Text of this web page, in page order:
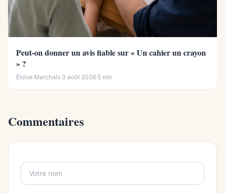
Peut-on donner un avis fiable sur « Un cahier un crayon
» ?
Éloïse Marchais·3 août 2026·5 min
Commentaires